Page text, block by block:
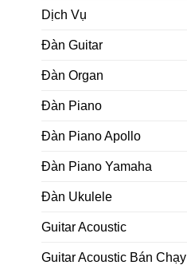
Dịch Vụ
Đàn Guitar
Đàn Organ
Đàn Piano
Đàn Piano Apollo
Đàn Piano Yamaha
Đàn Ukulele
Guitar Acoustic
Guitar Acoustic Bán Chạy